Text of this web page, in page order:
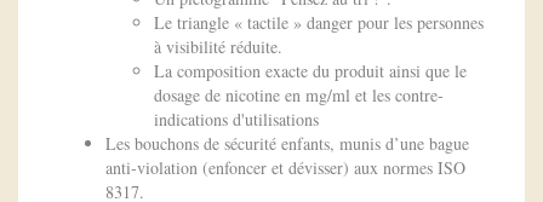
Le triangle « tactile » danger pour les personnes
à visibilité réduite.
La composition exacte du produit ainsi que le
dosage de nicotine en mg/ml et les contre-
indications d'utilisations
Les bouchons de sécurité enfants, munis d’une bague
anti-violation (enfoncer et dévisser) aux normes ISO
8317.